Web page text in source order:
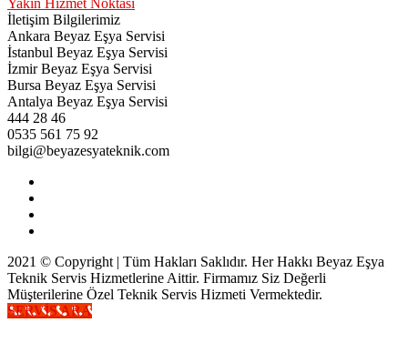
İletişim Bilgilerimiz
Ankara Beyaz Eşya Servisi
İstanbul Beyaz Eşya Servisi
İzmir Beyaz Eşya Servisi
Bursa Beyaz Eşya Servisi
Antalya Beyaz Eşya Servisi
444 28 46
0535 561 75 92
bilgi@beyazesyateknik.com
2021 © Copyright | Tüm Hakları Saklıdır. Her Hakkı Beyaz Eşya
Teknik Servis Hizmetlerine Aittir. Firmamız Siz Değerli
Müşterilerine Özel Teknik Servis Hizmeti Vermektedir.
SERVİS ARA